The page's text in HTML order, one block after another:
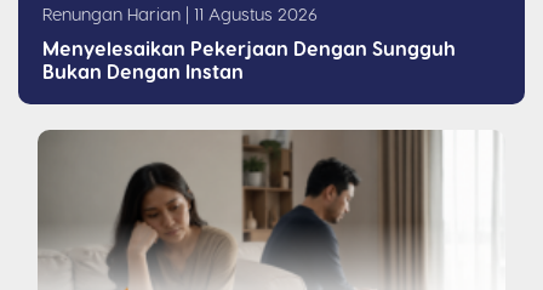
Renungan Harian | 11 Agustus 2026
Menyelesaikan Pekerjaan Dengan Sungguh
Bukan Dengan Instan